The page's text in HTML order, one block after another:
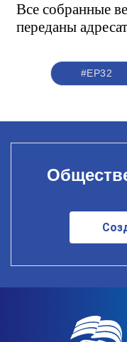
Все собранные
переданы
#ЕР32